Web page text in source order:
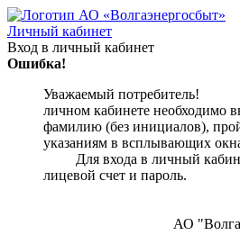
Личный кабинет
Вход в личный кабинет
Ошибка!
Уважаемый потребитель!
личном кабинете необходимо
фамилию (без инициалов),
указаниям в
Для входа в личный
лицевой
АО